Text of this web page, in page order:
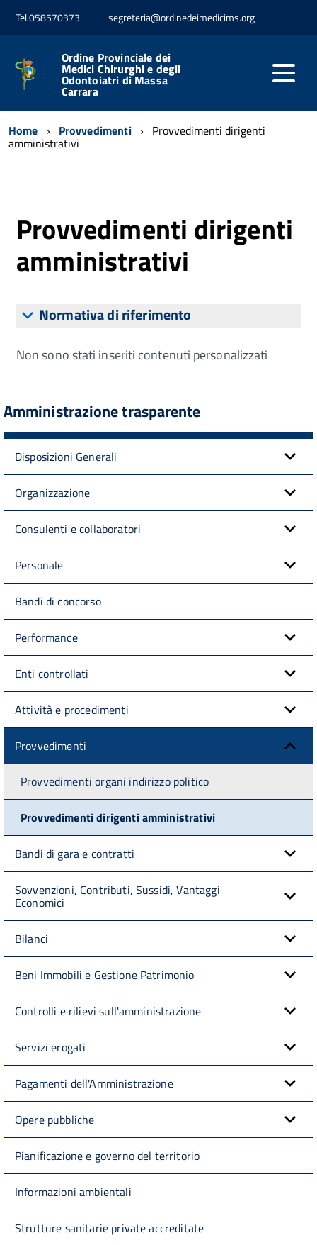
Tel.058570373 segreteria@ordinedeimedicims.org
Ordine Provinciale dei
Medici Chirurghi e degli
Odontoiatri di Massa
Carrara
Home Provvedimenti Provvedimenti dirigenti
amministrativi
Provvedimenti dirigenti
amministrativi
Normativa di riferimento
Non sono stati inseriti contenuti personalizzati
Amministrazione trasparente
Disposizioni Generali
Organizzazione
Consulenti e collaboratori
Personale
Bandi di concorso
Performance
Enti controllati
Attività e procedimenti
Provvedimenti
Provvedimenti organi indirizzo politico
Provvedimenti dirigenti amministrativi
Bandi di gara e contratti
Sovvenzioni, Contributi, Sussidi, Vantaggi
Economici
Bilanci
Beni Immobili e Gestione Patrimonio
Controlli e rilievi sull'amministrazione
Servizi erogati
Pagamenti dell'Amministrazione
Opere pubbliche
Pianificazione e governo del territorio
Informazioni ambientali
Strutture sanitarie private accreditate